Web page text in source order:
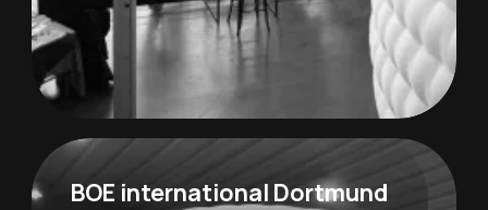
BOE international Dortmund